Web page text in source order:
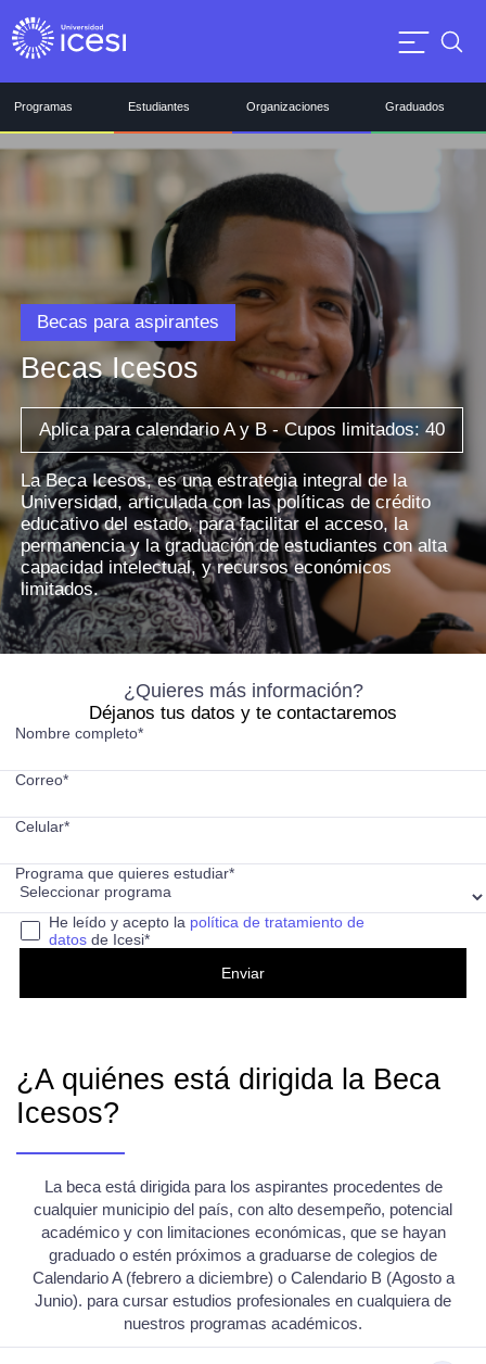
Programas Estudiantes Organizaciones Graduados
Becas para aspirantes
Becas Icesos
Aplica para calendario A y B - Cupos limitados: 40
La Beca Icesos, es una estrategia integral de la
Universidad, articulada con las políticas de crédito
educativo del estado, para facilitar el acceso, la
permanencia y la graduación de estudiantes con alta
capacidad intelectual, y recursos económicos
limitados.
¿Quieres más información?
Déjanos tus datos y te contactaremos
Nombre completo*
Correo*
Celular*
Programa que quieres estudiar*
He leído y acepto la política de tratamiento de
datosde Icesi*
¿A quiénes está dirigida la Beca
Icesos?
La beca está dirigida para los aspirantes procedentes de
cualquier municipio del país, con alto desempeño, potencial
académico y con limitaciones económicas, que se hayan
graduado o estén próximos a graduarse de colegios de
Calendario A (febrero a diciembre) o Calendario B (Agosto a
Junio). para cursar estudios profesionales en cualquiera de
nuestros programas académicos.